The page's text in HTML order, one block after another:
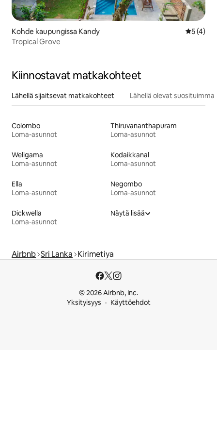
Kohde kaupungissa Kandy
5 (4)
Tropical Grove
Kiinnostavat matkakohteet
Lähellä sijaitsevat matkakohteet Lähellä olevat
Colombo
Loma-asunnot
Thiruvananthapuram
Loma-asunnot
Weligama
Loma-asunnot
Kodaikkanal
Loma-asunnot
Ella
Loma-asunnot
Negombo
Loma-asunnot
Dickwella
Loma-asunnot
Näytä lisää
Airbnb Sri Lanka Kirimetiya
© 2026 Airbnb, Inc.
Yksityisyys
Käyttöehdot